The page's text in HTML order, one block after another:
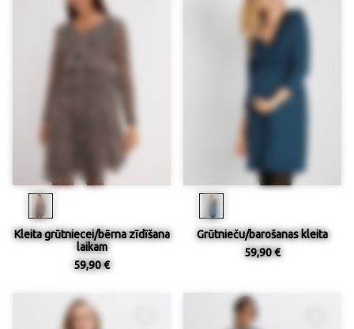
Kleita grūtniecei/bērna zīdīšana
laikam
59,90 €
Grūtnieču/barošanas kleita
59,90 €